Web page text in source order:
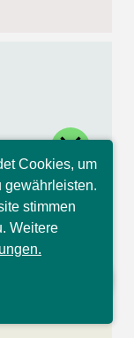
Cookies, um
gewährleisten.
stimmen
Weitere
und
Ihre
close